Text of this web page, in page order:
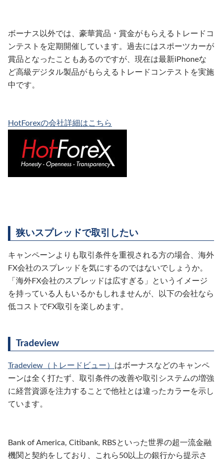
ボーナス以外では、豪華賞品・賞金がもらえるトレードコ
ンテストを定期開催しています。過去にはスポーツカーが
賞品となったこともあるのですが、現在は最新iPhoneな
ど高級デジタル製品がもらえるトレードコンテストを実施
中です。
HotForexの会社詳細はこちら
狭いスプレッドで取引したい
キャンペーンよりも取引条件を重視される方の場合、海外
FX会社のスプレッドを気にするのではないでしょうか。
「海外FX会社のスプレッドは広すぎる」というイメージ
を持っている人もいるかもしれませんが、以下の会社なら
低コストでFX取引を楽しめます。
Tradeview
Tradeview（トレードビュー） はボーナスなどのキャンペ
ーンは全く打たず、取引条件の改善や取引システムの増強
に経営資源を注力することで他社とは違ったカラーを示し
ています。
Bank of America, Citibank, RBSといった世界の超一流金融
機関と契約をしており、これら50以上の銀行から提示さ